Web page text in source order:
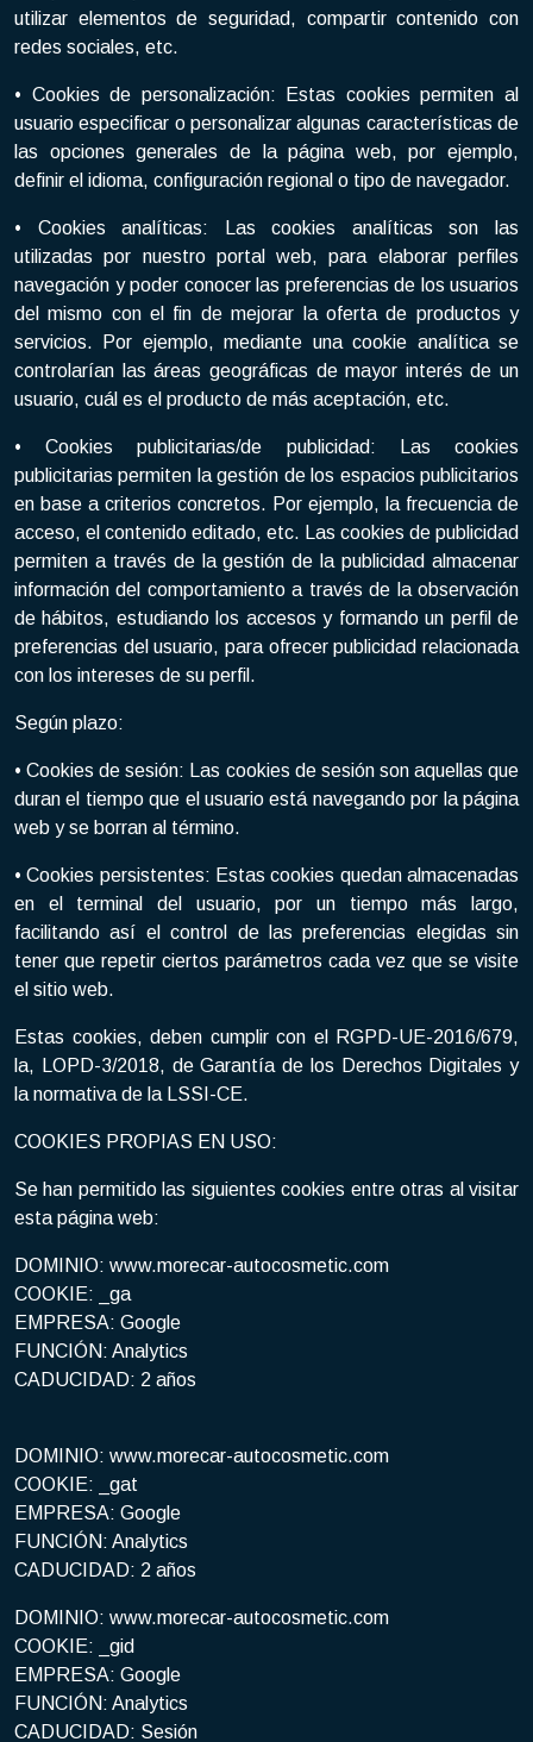
utilizar elementos de seguridad, compartir contenido con
redes sociales, etc.
• Cookies de personalización: Estas cookies permiten al
usuario especificar o personalizar algunas características de
las opciones generales de la página web, por ejemplo,
definir el idioma, configuración regional o tipo de navegador.
• Cookies analíticas: Las cookies analíticas son las
utilizadas por nuestro portal web, para elaborar perfiles
navegación y poder conocer las preferencias de los usuarios
del mismo con el fin de mejorar la oferta de productos y
servicios. Por ejemplo, mediante una cookie analítica se
controlarían las áreas geográficas de mayor interés de un
usuario, cuál es el producto de más aceptación, etc.
• Cookies publicitarias/de publicidad: Las cookies
publicitarias permiten la gestión de los espacios publicitarios
en base a criterios concretos. Por ejemplo, la frecuencia de
acceso, el contenido editado, etc. Las cookies de publicidad
permiten a través de la gestión de la publicidad almacenar
información del comportamiento a través de la observación
de hábitos, estudiando los accesos y formando un perfil de
preferencias del usuario, para ofrecer publicidad relacionada
con los intereses de su perfil.
Según plazo:
• Cookies de sesión: Las cookies de sesión son aquellas que
duran el tiempo que el usuario está navegando por la página
web y se borran al término.
• Cookies persistentes: Estas cookies quedan almacenadas
en el terminal del usuario, por un tiempo más largo,
facilitando así el control de las preferencias elegidas sin
tener que repetir ciertos parámetros cada vez que se visite
el sitio web.
Estas cookies, deben cumplir con el RGPD-UE-2016/679,
la, LOPD-3/2018, de Garantía de los Derechos Digitales y
la normativa de la LSSI-CE.
COOKIES PROPIAS EN USO:
Se han permitido las siguientes cookies entre otras al visitar
esta página web:
DOMINIO: www.morecar-autocosmetic.com
COOKIE: _ga
EMPRESA: Google
FUNCIÓN: Analytics
CADUCIDAD: 2 años
DOMINIO: www.morecar-autocosmetic.com
COOKIE: _gat
EMPRESA: Google
FUNCIÓN: Analytics
CADUCIDAD: 2 años
DOMINIO: www.morecar-autocosmetic.com
COOKIE: _gid
EMPRESA: Google
FUNCIÓN: Analytics
CADUCIDAD: Sesión